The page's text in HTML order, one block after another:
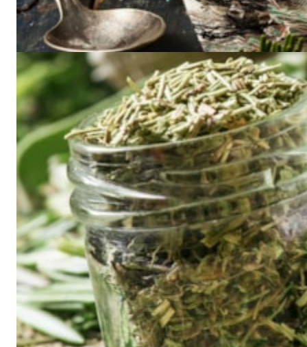
Pepperkake-smoothie
En frisk og morsom drikk å servere i jula!